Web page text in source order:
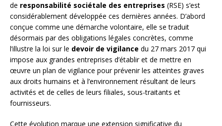
de responsabilité sociétale des entreprises (RSE) s’est
considérablement développée ces dernières années. D’abord
conçue comme une démarche volontaire, elle se traduit
désormais par des obligations légales concrètes, comme
l’illustre la loi sur le devoir de vigilance du 27 mars 2017 qui
impose aux grandes entreprises d’établir et de mettre en
œuvre un plan de vigilance pour prévenir les atteintes graves
aux droits humains et à l’environnement résultant de leurs
activités et de celles de leurs filiales, sous-traitants et
fournisseurs.
Cette évolution marque une extension significative du